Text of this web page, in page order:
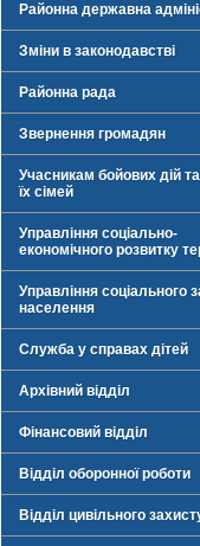
Районна державна
Зміни в законодавстві
Районна рада
Звернення громадян
Учасникам бойових дій
їх сімей
Управління соціально-
економічного розвитку
Управління соціального
населення
Служба у справах дітей
Архівний відділ
Фінансовий відділ
Відділ оборонної роботи
Відділ цивільного